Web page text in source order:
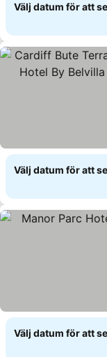
Välj datum för att
Välj datum för att
Välj datum för att